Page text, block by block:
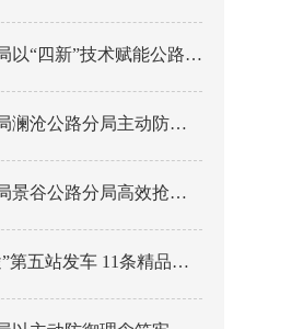
“四新”技术赋能公路养护
动防御成功处置214国道山体崩塌险情
路分局高效抢通紧急送医村路
车 11条精品线路串起全域风光